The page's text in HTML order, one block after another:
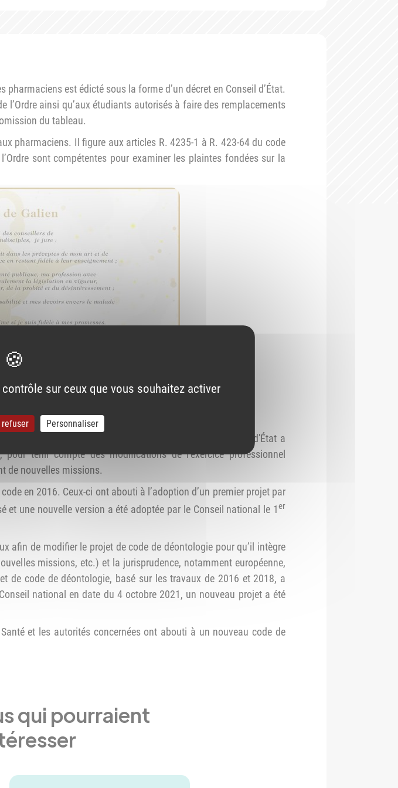
est édicté sous la forme d’un décret en Conseil d’État.
ainsi qu’aux étudiants autorisés à faire des remplacements
du tableau.
pharmaciens. Il figure aux articles R. 4235-1 à R. 423-64 du code
sont compétentes pour examiner les plaintes fondées sur la
déontologie édicté sous la forme d'un décret en Conseil d'État a
tenir compte des modifications de l’exercice professionnel
de nouvelles missions.
en 2016. Ceux-ci ont abouti à l’adoption d’un premier projet par
et une nouvelle version a été adoptée par le Conseil national le 1er
afin de modifier le projet de code de déontologie pour qu’il intègre
missions, etc.) et la jurisprudence, notamment européenne,
de code de déontologie, basé sur les travaux de 2016 et 2018, a
national en date du 4 octobre 2021, un nouveau projet a été
et les autorités concernées ont abouti à un nouveau code de
qui pourraient
sur ceux que vous souhaitez activer
refuser Personnaliser